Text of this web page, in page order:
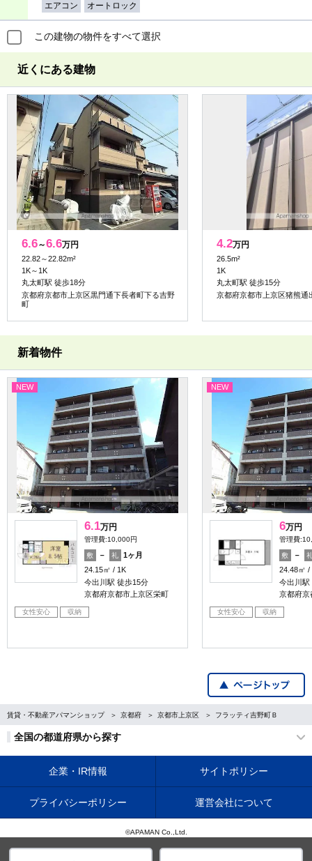
エアコン オートロック
この建物の物件をすべて選択
近くにある建物
6.6～6.6万円
22.82～22.82m²
1K～1K
丸太町駅 徒歩18分
京都府京都市上京区黒門通下長者町下る吉野
町
4.2万円
26.5m²
1K
丸太町駅 徒歩15分
京都府京都市上京区猪熊通
新着物件
NEW
6.1万円
管理費:10,000円
敷 － 礼
1ヶ月
24.15㎡
1K
今出川駅 徒歩15分
京都府京都市上京区栄町
女性安心 収納
NEW
6万円
管理費
敷 －
24.48㎡
今出川駅
京都府京
女性安心 収納
賃貸・不動産アパマンショップ 京都府 京都市上京区 フラッティ吉野町Ｂ
全国の都道府県から探す
企業・IR情報 サイトポリシー
プライバシーポリシー 運営会社について
©APAMAN Co.,Ltd.